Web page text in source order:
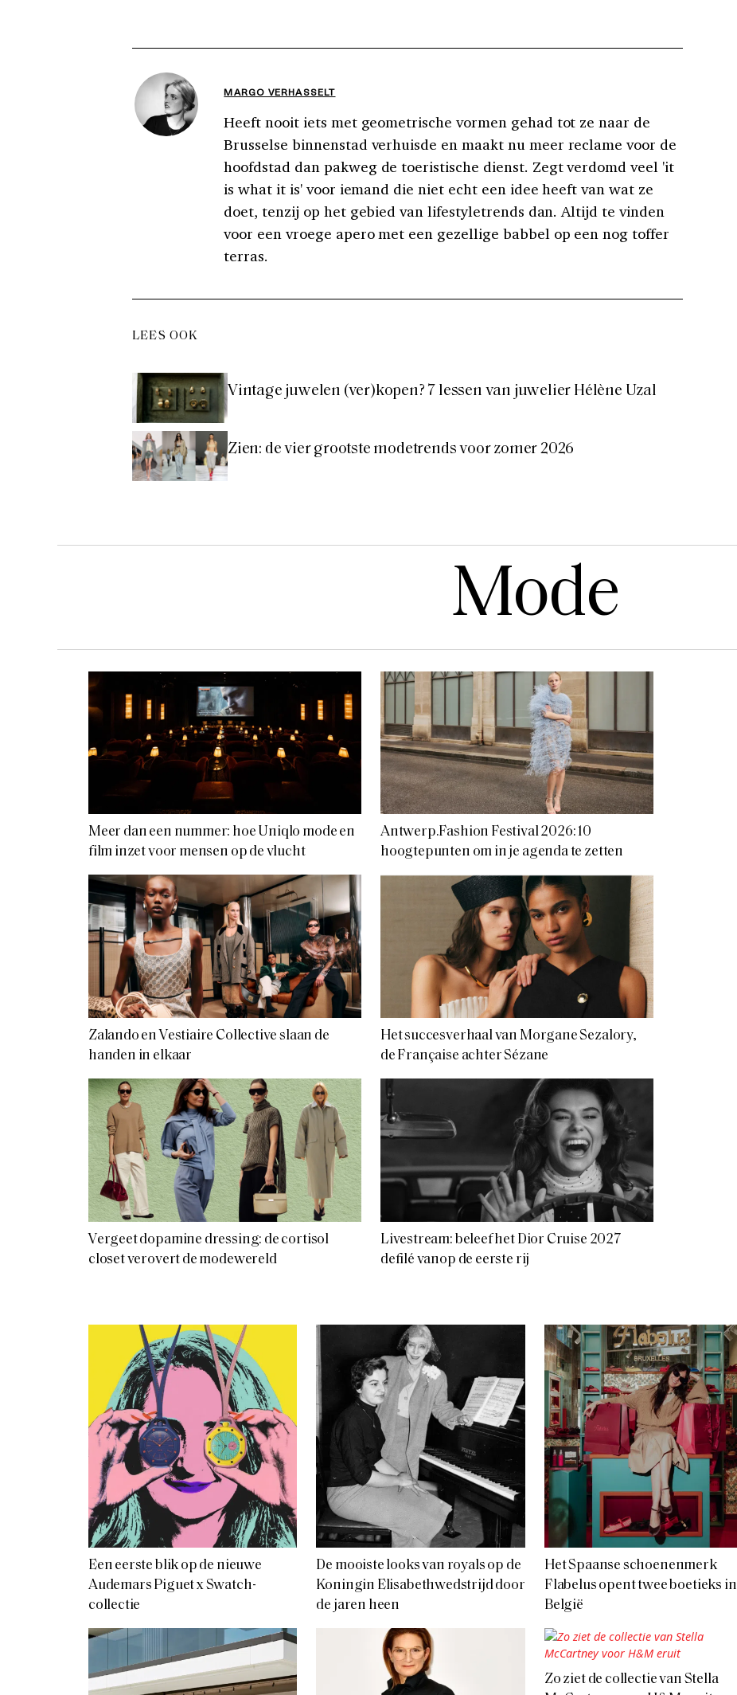
MARGO VERHASSELT
Heeft nooit iets met geometrische vormen gehad tot ze naar de
Brusselse binnenstad verhuisde en maakt nu meer reclame voor de
hoofdstad dan pakweg de toeristische dienst. Zegt verdomd veel 'it
is what it is' voor iemand die niet echt een idee heeft van wat ze
doet, tenzij op het gebied van lifestyletrends dan. Altijd te vinden
voor een vroege apero met een gezellige babbel op een nog toffer
terras.
LEES OOK
Vintage juwelen (ver)kopen? 7 lessen van juwelier Hélène Uzal
Zien: de vier grootste modetrends voor zomer 2026
Mode
Meer dan een nummer: hoe Uniqlo mode en
film inzet voor mensen op de vlucht
Antwerp.Fashion Festival 2026: 10
hoogtepunten om in je agenda te zetten
Zalando en Vestiaire Collective slaan de
handen in elkaar
Het succesverhaal van Morgane Sezalory,
de Française achter Sézane
Vergeet dopamine dressing: de cortisol
closet verovert de modewereld
Livestream: beleef het Dior Cruise 2027
defilé vanop de eerste rij
Een eerste blik op de nieuwe
Audemars Piguet x Swatch-
collectie
De mooiste looks van royals op de
Koningin Elisabethwedstrijd door
de jaren heen
Het Spaanse schoenenmerk
Flabelus opent twee boetieks in
België
Zo ziet de collectie van Stella